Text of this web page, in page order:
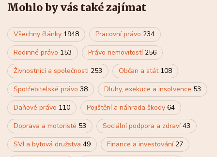
Mohlo by vás také zajímat
Všechny články 1948 Pracovní právo 234
Rodinné právo 153 Právo nemovitostí 256
Živnostníci a společnosti 253 Občan a stát 108
Spotřebitelské právo 38 Dluhy, exekuce a insolvence 53
Daňové právo 110 Pojištění a náhrada škody 64
Doprava a motoristé 53 Sociální podpora a zdraví43
SVJ a bytová družstva 49 Finance a investování 27